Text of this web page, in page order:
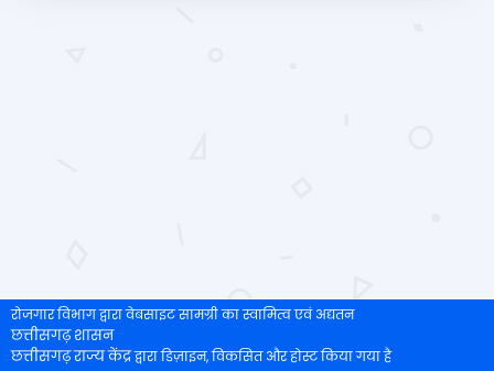
रोजगार विभाग द्वारा वेबसाइट सामग्री का स्वामित्व एवं अद्यतन
छत्तीसगढ़ शासन
छत्तीसगढ़ राज्य केंद्रद्वारा डिज़ाइन, विकसित और होस्ट किया गया है